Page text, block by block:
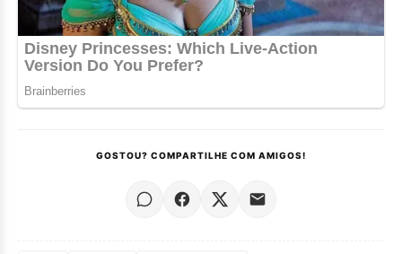
GOSTOU? COMPARTILHE COM AMIGOS!